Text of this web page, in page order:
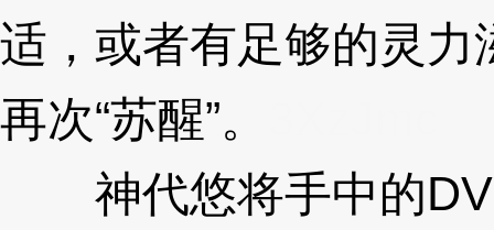
适，或者有足够的灵
再次“苏醒”。
神代悠将手中的DV